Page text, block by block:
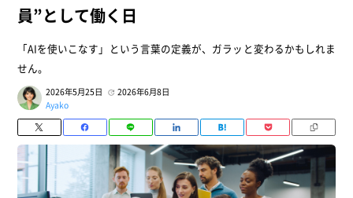
員”として働く日
「AIを使いこなす」という言葉の定義が、ガラッと変わるかもしれま
せん。
2026年5月25日
2026年6月8日
Ayako